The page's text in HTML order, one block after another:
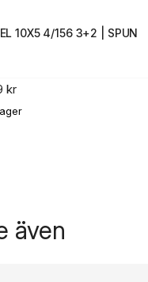
10X5 4/156 3+2 | SPUN
kr
även